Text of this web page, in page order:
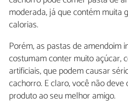
moderada, já que contém muita
calorias.
Porém, as pastas de amendoim
costumam conter muito açúcar,
artificiais, que podem causar
cachorro. E claro, você não
produto ao seu melhor amigo.